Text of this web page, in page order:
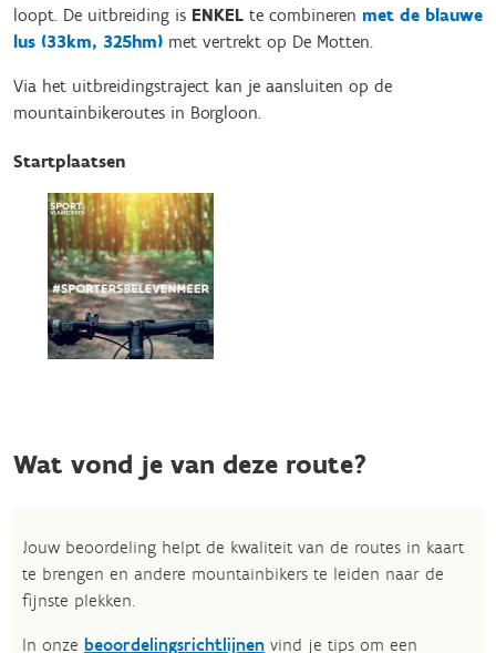
loopt. De uitbreiding is ENKEL te combineren met de blauwe
lus (33km, 325hm) met vertrekt op De Motten.
Via het uitbreidingstraject kan je aansluiten op de
mountainbikeroutes in Borgloon.
Startplaatsen
Wat vond je van deze route?
Jouw beoordeling helpt de kwaliteit van de routes in kaart
te brengen en andere mountainbikers te leiden naar de
fijnste plekken.
In onze beoordelingsrichtlijnen vind je tips om een